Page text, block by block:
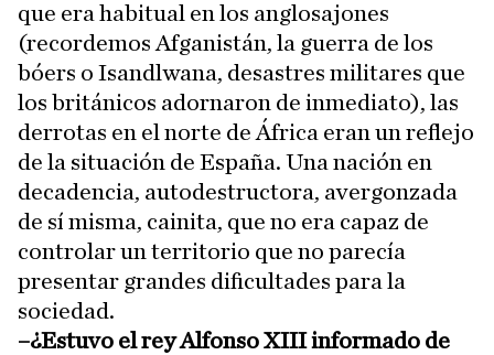
que era habitual en los anglosajones
(recordemos Afganistán, la guerra de los
bóers o Isandlwana, desastres militares que
los británicos adornaron de inmediato), las
derrotas en el norte de África eran un reflejo
de la situación de España. Una nación en
decadencia, autodestructora, avergonzada
de sí misma, cainita, que no era capaz de
controlar un territorio que no parecía
presentar grandes dificultades para la
sociedad.
–¿Estuvo el rey Alfonso XIII informado de